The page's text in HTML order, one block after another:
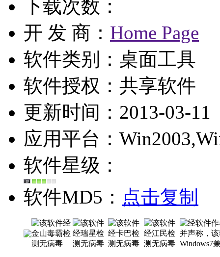
下载次数：
开 发 商： Home Page
软件类别：桌面工具
软件授权： 共享软件
更新时间：2013-03-11
应用平台：
软件星级：
软件MD5： 点击复制